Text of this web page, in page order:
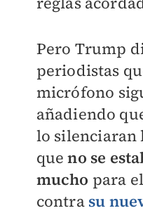
Pero Trump
periodistas
micrófono
añadiendo
lo silenciaran
queno se
mucho para
contra su